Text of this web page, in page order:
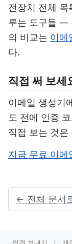
전장치 전체 목
루는 도구들 —
의 비교는 이메
다.
직접 써 보
이메일 생성기
도 전에 인증
직접 보는 것은
지금 무료 이
← 전체 문서